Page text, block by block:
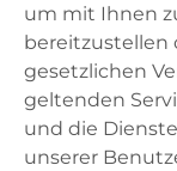
um mit Ihnen
bereitzustellen
gesetzlichen
geltenden
und die
unserer